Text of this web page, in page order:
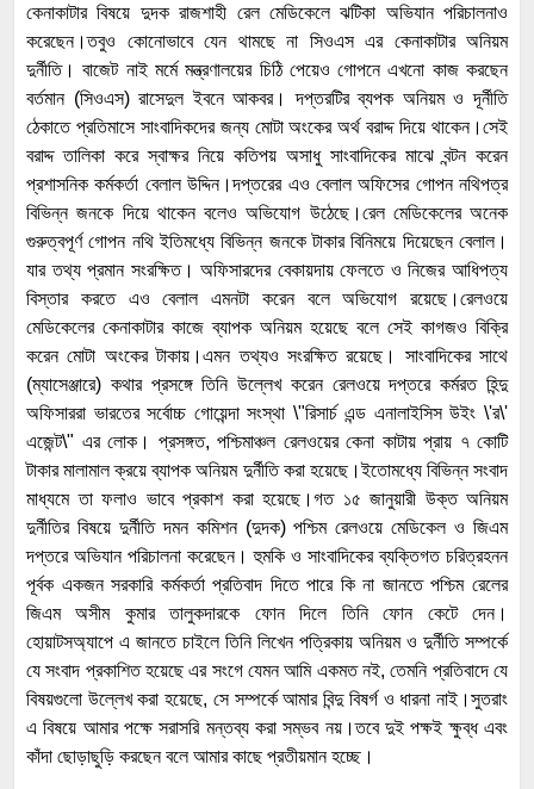
কেনাকাটার বিষয়ে দুদক রাজশাহী রেল মেডিকেলে ঝটিকা অভিযান পরিচালনাও
করেছেন।তবুও কোনোভাবে যেন থামছে না সিওএস এর কেনাকাটার অনিয়ম
দুর্নীতি। বাজেট নাই মর্মে মন্ত্রণালয়ের চিঠি পেয়েও গোপনে এখনো কাজ করছেন
বর্তমান (সিওএস) রাসেদুল ইবনে আকবর। দপ্তরটির ব্যপক অনিয়ম ও দূর্নীতি
ঠেকাতে প্রতিমাসে সাংবাদিকদের জন্য মোটা অংকের অর্থ বরাদ্দ দিয়ে থাকেন।সেই
বরাদ্দ তালিকা করে স্বাক্ষর নিয়ে কতিপয় অসাধু সাংবাদিকের মাঝে বন্টন করেন
প্রশাসনিক কর্মকর্তা বেলাল উদ্দিন।দপ্তরের এও বেলাল অফিসের গোপন নথিপত্র
বিভিন্ন জনকে দিয়ে থাকেন বলেও অভিযোগ উঠেছে।রেল মেডিকেলের অনেক
গুরুত্বপূর্ণ গোপন নথি ইতিমধ্যে বিভিন্ন জনকে টাকার বিনিময়ে দিয়েছেন বেলাল।
যার তথ্য প্রমান সংরক্ষিত। অফিসারদের বেকায়দায় ফেলতে ও নিজের আধিপত্য
বিস্তার করতে এও বেলাল এমনটা করেন বলে অভিযোগ রয়েছে।রেলওয়ে
মেডিকেলের কেনাকাটার কাজে ব্যাপক অনিয়ম হয়েছে বলে সেই কাগজও বিক্রি
করেন মোটা অংকের টাকায়।এমন তথ্যও সংরক্ষিত রয়েছে। সাংবাদিকের সাথে
(ম্যাসেঞ্জারে) কথার প্রসঙ্গে তিনি উল্লেখ করেন রেলওয়ে দপ্তরে কর্মরত হিন্দু
অফিসাররা ভারতের সর্বোচ্চ গোয়েন্দা সংস্থা \"রিসার্চ এন্ড এনালাইসিস উইং \'র\'
এজেন্ট\" এর লোক। প্রসঙ্গত, পশ্চিমাঞ্চল রেলওয়ের কেনা কাটায় প্রায় ৭ কোটি
টাকার মালামাল ক্রয়ে ব্যাপক অনিয়ম দুর্নীতি করা হয়েছে।ইতোমধ্যে বিভিন্ন সংবাদ
মাধ্যমে তা ফলাও ভাবে প্রকাশ করা হয়েছে।গত ১৫ জানুয়ারী উক্ত অনিয়ম
দুর্নীতির বিষয়ে দুর্নীতি দমন কমিশন (দুদক) পশ্চিম রেলওয়ে মেডিকেল ও জিএম
দপ্তরে অভিযান পরিচালনা করেছেন। হুমকি ও সাংবাদিকের ব্যক্তিগত চরিত্রহনন
পূর্বক একজন সরকারি কর্মকর্তা প্রতিবাদ দিতে পারে কি না জানতে পশ্চিম রেলের
জিএম অসীম কুমার তালুকদারকে ফোন দিলে তিনি ফোন কেটে দেন।
হোয়াটসঅ্যাপে এ জানতে চাইলে তিনি লিখেন পত্রিকায় অনিয়ম ও দুর্নীতি সম্পর্কে
যে সংবাদ প্রকাশিত হয়েছে এর সংগে যেমন আমি একমত নই, তেমনি প্রতিবাদে যে
বিষয়গুলো উল্লেখ করা হয়েছে, সে সম্পর্কে আমার বিন্দু বিষর্গ ও ধারনা নাই।সুতরাং
এ বিষয়ে আমার পক্ষে সরাসরি মন্তব্য করা সম্ভব নয়।তবে দুই পক্ষই ক্ষুব্ধ এবং
কাঁদা ছোড়াছুড়ি করছেন বলে আমার কাছে প্রতীয়মান হচ্ছে।